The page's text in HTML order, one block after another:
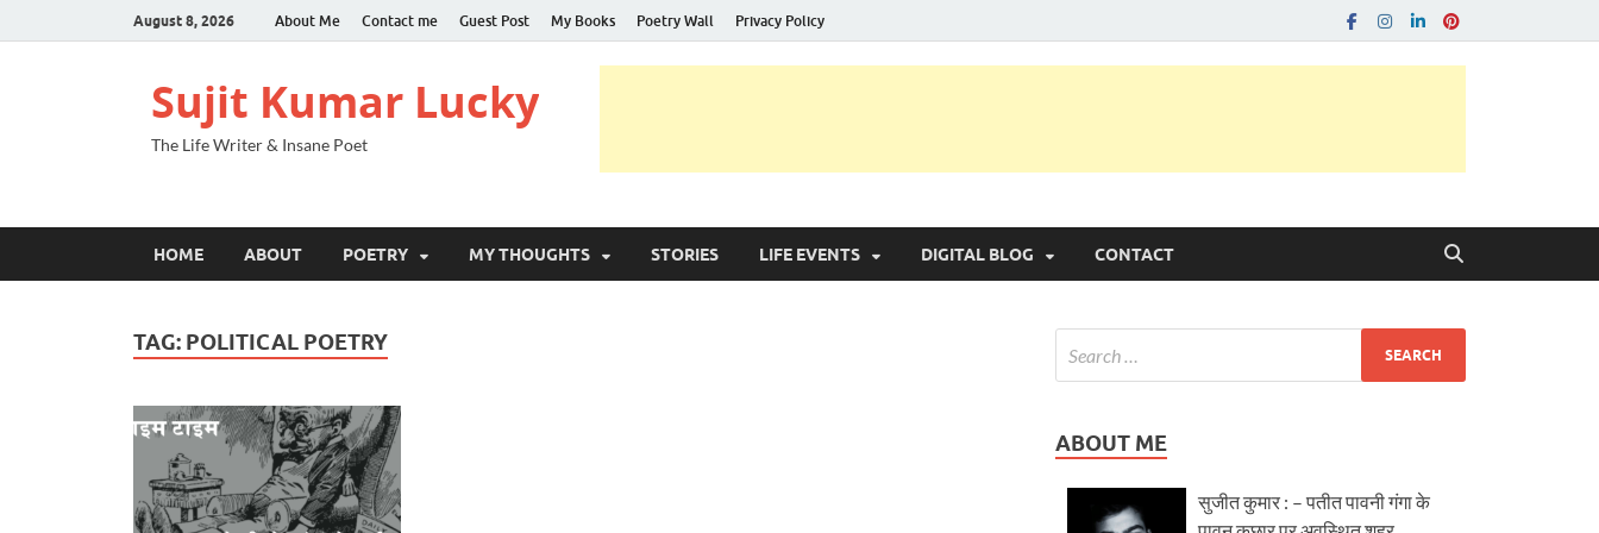
August 8, 2026 About Me Contact me Guest Post My Books Poetry Wall Privacy Policy
Sujit Kumar Lucky
The Life Writer & Insane Poet
HOME ABOUT POETRY MY THOUGHTS STORIES LIFE EVENTS DIGITAL BLOG CONTACT
TAG: POLITICAL POETRY
ABOUT ME
सुजीत कुमार : – पतीत पावनी गंगा के